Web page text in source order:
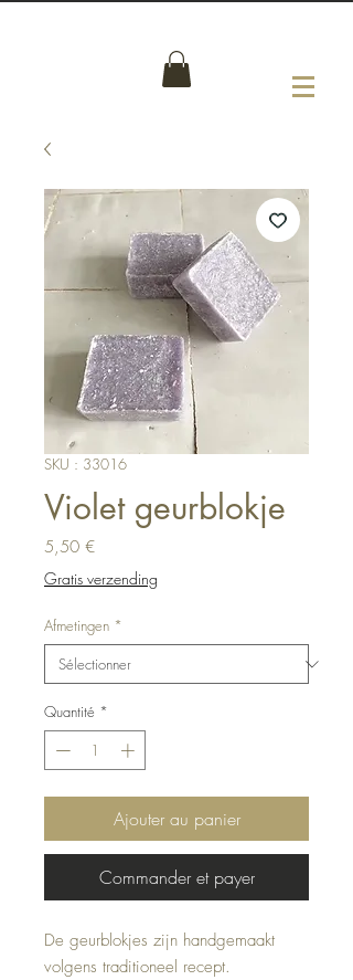
SKU : 33016
Violet geurblokje
5,50 €Prix
Gratis verzending
Afmetingen *
Quantité *
Ajouter au panier
Commander et payer
De geurblokjes zijn handgemaakt
volgens traditioneel recept.